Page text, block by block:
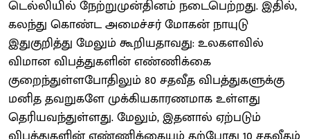
டெல்லியில் நேற்றுமுன்தினம் நடைபெற்றது. இதில்,
கலந்து கொண்ட அமைச்சர் மோகன் நாயுடு
இதுகுறித்து மேலும் கூறியதாவது: உலகளவில்
விமான விபத்துகளின் எண்ணிக்கை
குறைந்துள்ளபோதிலும் 80 சதவீத விபத்துகளுக்கு
மனித தவறுகளே முக்கியகாரணமாக உள்ளது
தெரியவந்துள்ளது. மேலும், இதனால் ஏற்படும்